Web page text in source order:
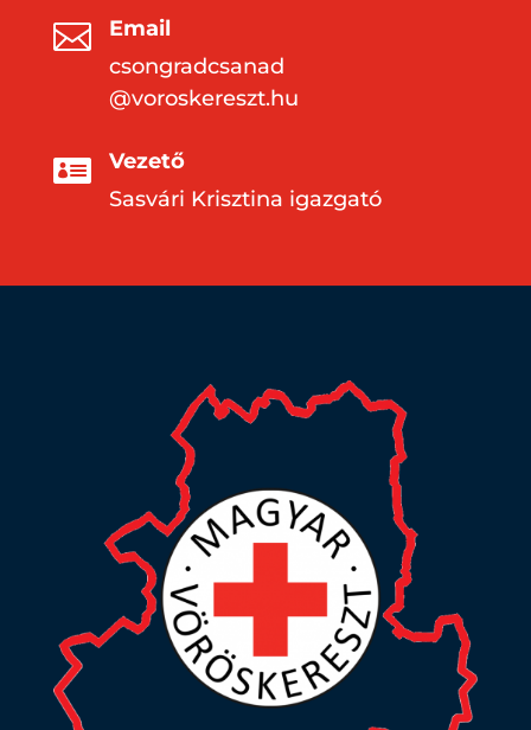

Email
csongradcsanad
@voroskereszt.hu

Vezető
Sasvári Krisztina igazgató